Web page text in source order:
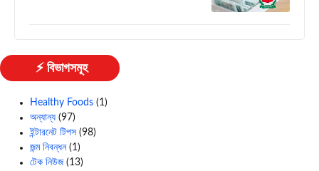
⚡ বিভাগসমূহ
Healthy Foods (1)
অন্যান্য (97)
ইন্টারনেট টিপস (98)
জন্ম নিবন্ধন(1)
টেক নিউজ(13)